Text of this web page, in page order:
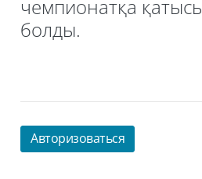
чемпионатқа
болды.
Авторизоваться